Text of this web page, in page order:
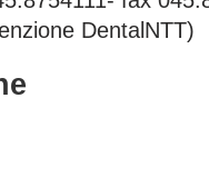
DentalNTT)